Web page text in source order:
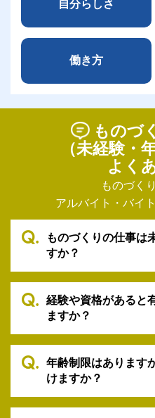
自分らしさ
働き方
ものづ
（未経験・
よく
ものづく
アルバイト・バイ
ものづくりの仕事は
すか？
経験や資格があると
ますか？
年齢制限はあります
けますか？